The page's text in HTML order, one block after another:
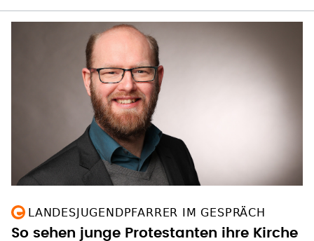
LANDESJUGENDPFARRER IM GESPRÄCH
So sehen junge Protestanten ihre Kirche